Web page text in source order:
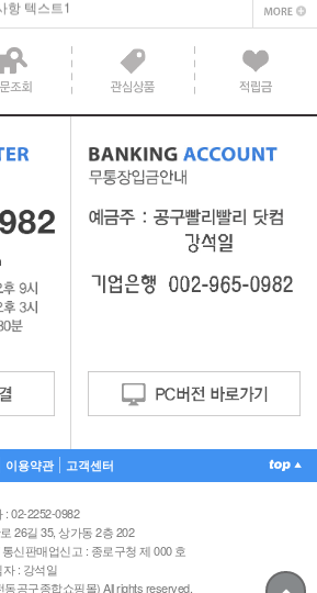
력해주셔야 합니다.
항 텍스트1
이용약관 고객센터
02-2252-0982
26길 35, 상가동 2층 202
신판매업신고 : 종로구청 제 000 호
: 강석일
공구종합쇼핑몰) All rights reserved.